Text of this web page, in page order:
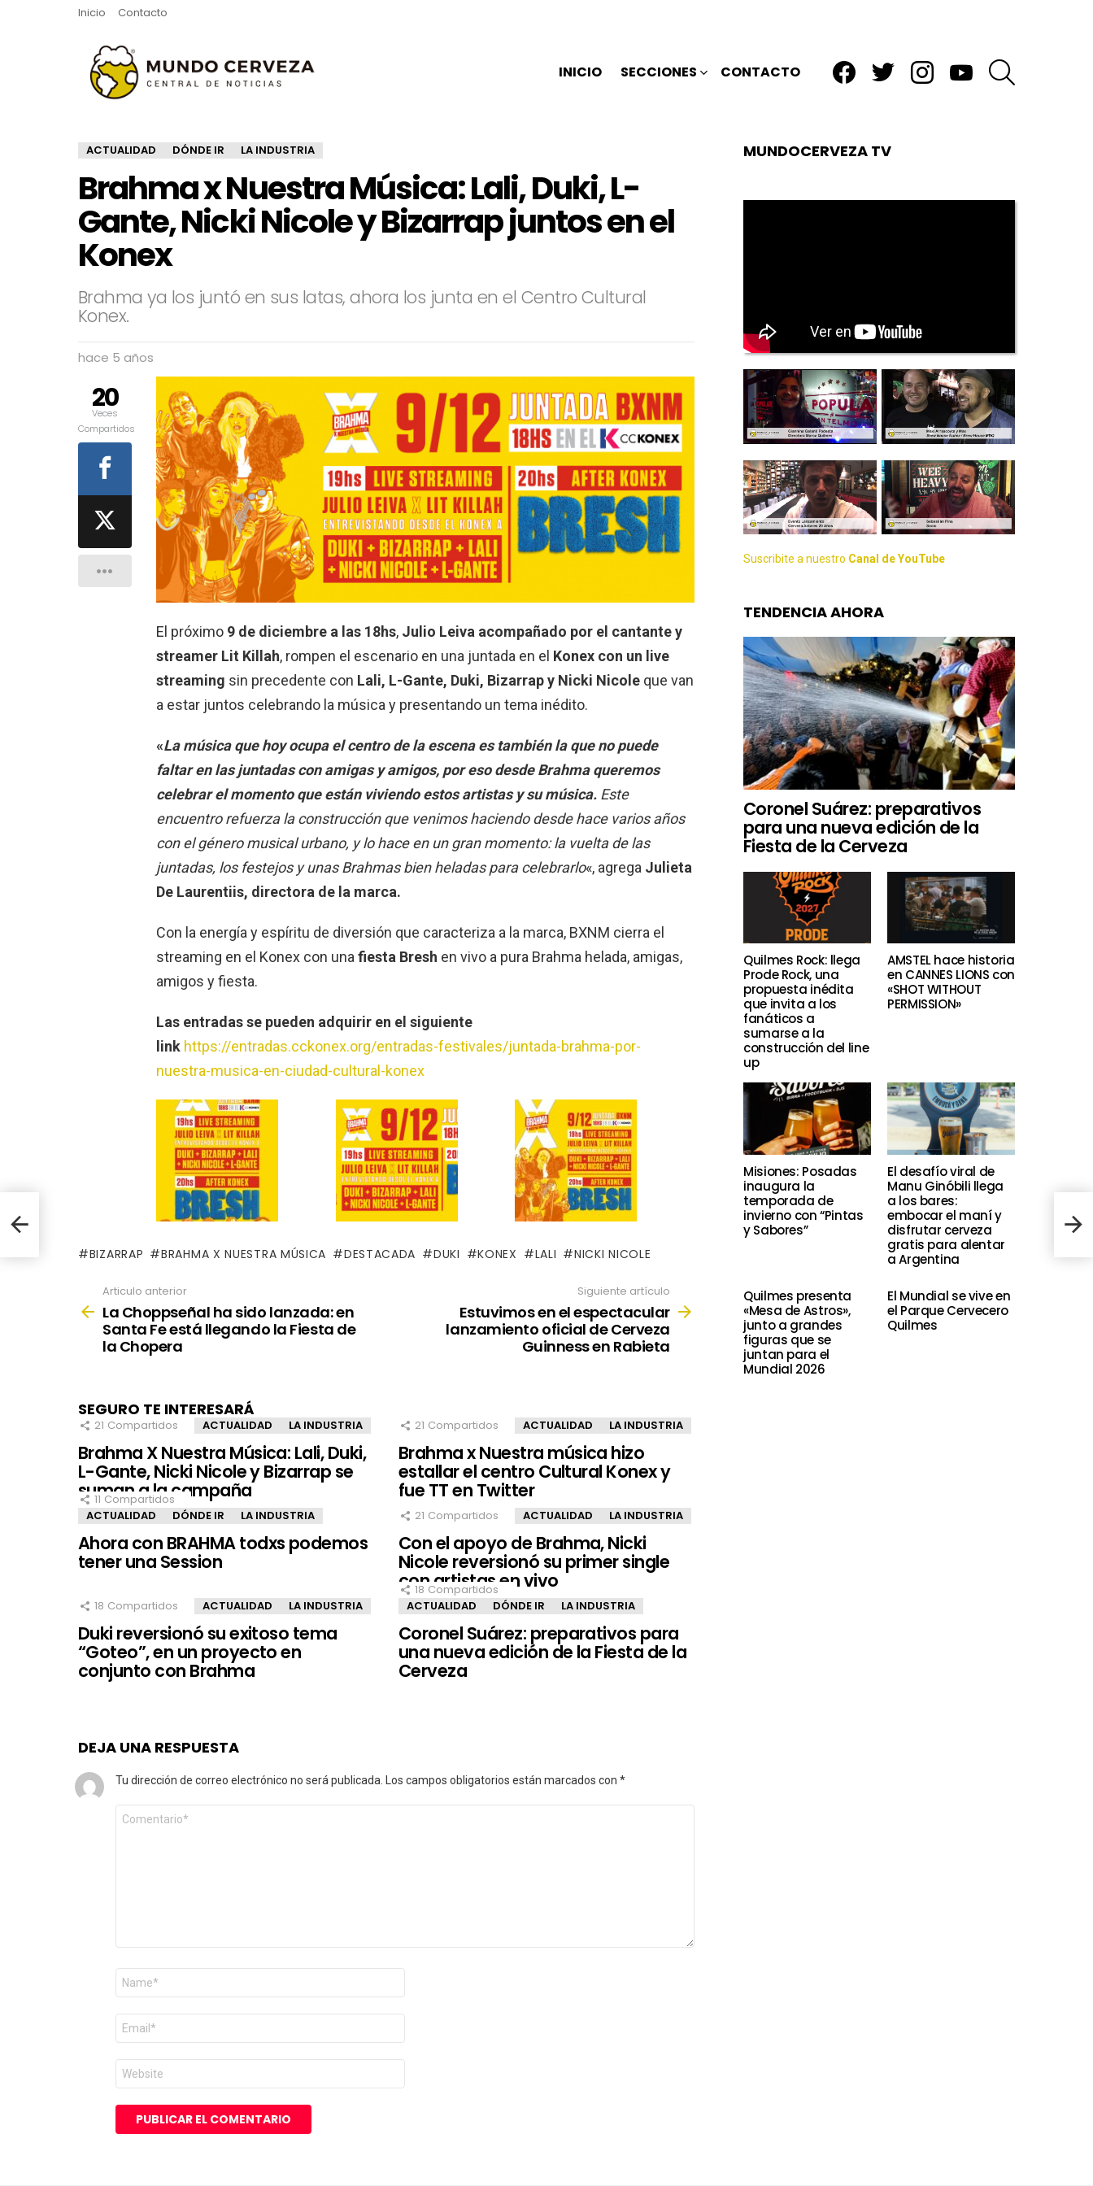
Inicio Contacto
INICIO SECCIONES CONTACTO
ACTUALIDAD DÓNDE IR LA INDUSTRIA
Brahma x Nuestra Música: Lali, Duki, L-
Gante, Nicki Nicole y Bizarrap juntos en el
Konex
Brahma ya los juntó en sus latas, ahora los junta en el Centro Cultural
Konex.
hace 5 años
El próximo 9 de diciembre a las 18hs, Julio Leiva acompañado por el cantante y
streamer Lit Killah, rompen el escenario en una juntada en el Konex con un live
streaming sin precedente con Lali, L-Gante, Duki, Bizarrap y Nicki Nicole que van
a estar juntos celebrando la música y presentando un tema inédito.
«La música que hoy ocupa el centro de la escena es también la que no puede
faltar en las juntadas con amigas y amigos, por eso desde Brahma queremos
celebrar el momento que están viviendo estos artistas y su música. Este
encuentro refuerza la construcción que venimos haciendo desde hace varios años
con el género musical urbano, y lo hace en un gran momento: la vuelta de las
juntadas, los festejos y unas Brahmas bien heladas para celebrarlo«, agrega Julieta
De Laurentiis, directora de la marca.
Con la energía y espíritu de diversión que caracteriza a la marca, BXNM cierra el
streaming en el Konex con unafiesta Bresh en vivo a pura Brahma helada, amigas,
amigos y fiesta.
Las entradas se pueden adquirir en el siguiente
link https://entradas.cckonex.org/entradas-festivales/juntada-brahma-por-
nuestra-musica-en-ciudad-cultural-konex
20
Veces
Compartidos
BIZARRAP BRAHMA X NUESTRA MÚSICA DESTACADA DUKI KONEX LALI NICKI NICOLE
more
Articulo anterior
La Choppseñal ha sido lanzada: en
Santa Fe está llegando la Fiesta de
la Chopera
Siguiente artículo
Estuvimos en el espectacular
lanzamiento oficial de Cerveza
Guinness en Rabieta
SEGURO TE INTERESARÁ
21 Compartidos ACTUALIDAD LA INDUSTRIA
Brahma X Nuestra Música: Lali, Duki,
L-Gante, Nicki Nicole y Bizarrap se
suman a la campaña
21 Compartidos ACTUALIDAD LA INDUSTRIA
Brahma x Nuestra música hizo
estallar el centro Cultural Konex y
fue TT en Twitter
11 Compartidos
ACTUALIDAD
DÓNDE IR LA INDUSTRIA
Ahora con BRAHMA todxs podemos
tener una Session
21 Compartidos ACTUALIDAD LA INDUSTRIA
Con el apoyo de Brahma, Nicki
Nicole reversionó su primer single
con artistas en vivo
18 Compartidos ACTUALIDAD LA INDUSTRIA
Duki reversionó su exitoso tema
“Goteo”, en un proyecto en
conjunto con Brahma
18 Compartidos
ACTUALIDAD
DÓNDE IR LA INDUSTRIA
Coronel Suárez: preparativos para
una nueva edición de la Fiesta de la
Cerveza
DEJA UNA RESPUESTA
Tu dirección de correo electrónico no será publicada. Los campos obligatorios están marcados con *
Comentario
Nombre
Correo
electrónico
*
Web
la
MUNDOCERVEZA TV
Suscribite a nuestro Canal de YouTube
TENDENCIA AHORA
Coronel Suárez: preparativos
para una nueva edición de la
Fiesta de la Cerveza
Quilmes Rock: llega
Prode Rock, una
propuesta inédita
que invita a los
fanáticos a
sumarse a la
construcción del line
up
AMSTEL hace historia
en CANNES LIONS con
«SHOT WITHOUT
PERMISSION»
Misiones: Posadas
inaugura la
temporada de
invierno con “Pintas
y Sabores”
El desafío viral de
Manu Ginóbili llega
a los bares:
embocar el maní y
disfrutar cerveza
gratis para alentar
a Argentina
Quilmes presenta
«Mesa de Astros»,
junto a grandes
figuras que se
juntan para el
Mundial 2026
El Mundial se vive en
el Parque Cervecero
Quilmes